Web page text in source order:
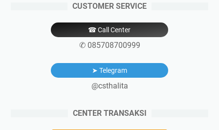
CUSTOMER SERVICE
☎ Call Center
✆ 085708700999
➤ Telegram
@csthalita
CENTER TRANSAKSI